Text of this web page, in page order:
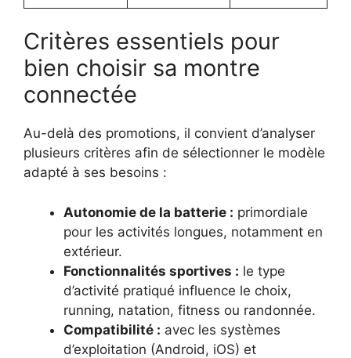
Critères essentiels pour
bien choisir sa montre
connectée
Au-delà des promotions, il convient d’analyser
plusieurs critères afin de sélectionner le modèle
adapté à ses besoins :
Autonomie de la batterie : primordiale
pour les activités longues, notamment en
extérieur.
Fonctionnalités sportives : le type
d’activité pratiqué influence le choix,
running, natation, fitness ou randonnée.
Compatibilité : avec les systèmes
d’exploitation (Android, iOS) et